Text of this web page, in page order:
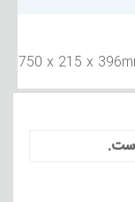
750 x 215 x